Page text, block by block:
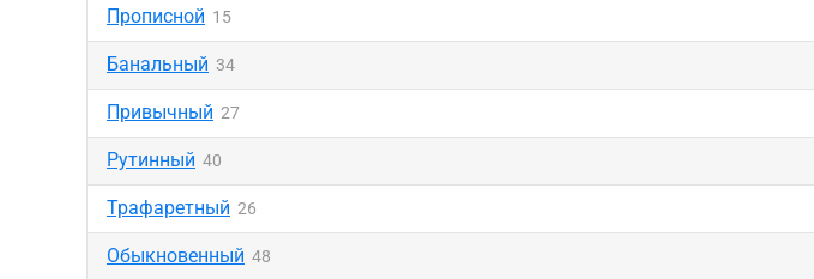
Прописной 15
Банальный 34
Привычный 27
Рутинный 40
Трафаретный 26
Обыкновенный 48